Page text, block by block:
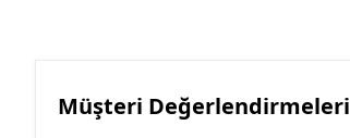
Müşteri Değerlendirmeleri